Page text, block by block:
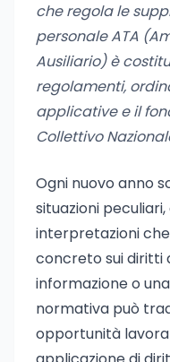
che regola le
personale ATA
Ausiliario) è
regolamenti,
applicative e il
Collettivo
Ogni nuovo anno
situazioni
interpretazioni
concreto sui diritti
informazione o
normativa può
opportunità